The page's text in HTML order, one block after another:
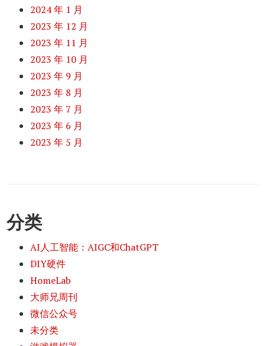
2024 年 1 月
2023 年 12 月
2023 年 11 月
2023 年 10 月
2023 年 9 月
2023 年 8 月
2023 年 7 月
2023 年 6 月
2023 年 5 月
分类
AI人工智能：AIGC和ChatGPT
DIY硬件
HomeLab
大师兄周刊
微信公众号
未分类